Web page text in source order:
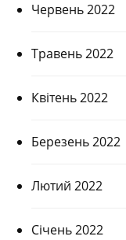
Червень 2022
Травень 2022
Квітень 2022
Березень 2022
Лютий 2022
Січень 2022